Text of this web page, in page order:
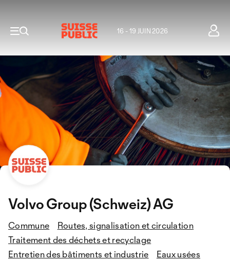
16 - 19 JUIN 2026
Volvo Group (Schweiz) AG
Commune
Routes, signalisation et circulation
Traitement des déchets et recyclage
Entretien des bâtiments et industrie
Eaux usées